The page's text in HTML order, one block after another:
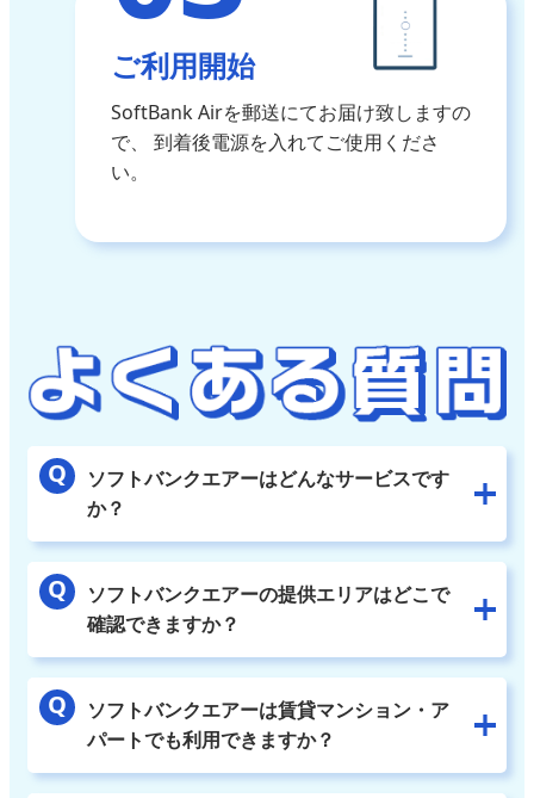
ご利用開始
SoftBank Airを郵送にてお届け致しますの
で、
到着後電源を入れてご使用くださ
い。
ソフトバンクエアーはどんなサービスです
か？
ソフトバンクエアーの提供エリアはどこで
確認できますか？
ソフトバンクエアーは賃貸マンション・ア
パートでも利用できますか？